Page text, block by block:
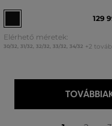
129
Elérhető méretek:
30/32, 31/32, 32/32, 33/32, 34/32 +2